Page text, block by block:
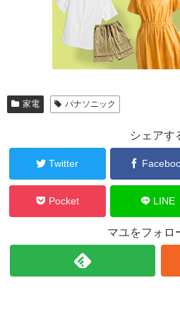
家電 パナソニック
シェアす
Twitter
Pocket LINE
マユをフォロ